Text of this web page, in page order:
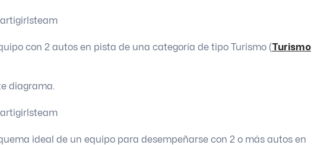
con 2 autos en pista de una categoría de tipo Turismo (Turismo
diagrama.
ideal de un equipo para desempeñarse con 2 o más autos en